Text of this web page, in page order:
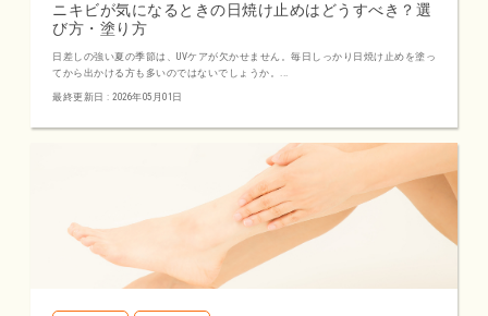
ニキビが気になるときの日焼け止めはどうすべき？選
び方・塗り方
日差しの強い夏の季節は、UVケアが欠かせません。毎日しっかり日焼け止めを塗っ
てから出かける方も多いのではないでしょうか。...
最終更新日 : 2026年05月01日